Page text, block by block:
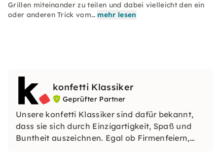
Grillen miteinander zu teilen und dabei vielleicht den ein
oder anderen Trick vom… mehr lesen
konfetti Klassiker
Geprüfter Partner
Unsere konfetti Klassiker sind dafür bekannt,
dass sie sich durch Einzigartigkeit, Spaß und
Buntheit auszeichnen. Egal ob Firmenfeiern,